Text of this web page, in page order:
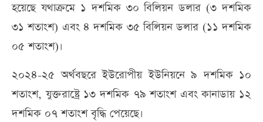
হয়েছে যথাক্রমে ১ দশমিক ৩০ বিলিয়ন ডলার (৩ দশমিক
৩১ শতাংশ) এবং ৪ দশমিক ৩৫ বিলিয়ন ডলার (১১ দশমিক
০৫ শতাংশ)।
২০২৪-২৫ অর্থবছরে ইউরোপীয় ইউনিয়নে ৯ দশমিক ১০
শতাংশ, যুক্তরাষ্ট্রে ১৩ দশমিক ৭৯ শতাংশ এবং কানাডায় ১২
দশমিক ০৭ শতাংশ বৃদ্ধি পেয়েছে।